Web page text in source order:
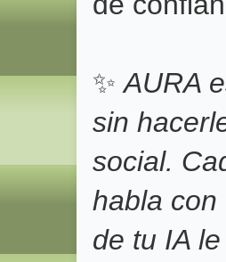
✨AURA
sin
social.
habla con
de tu IA